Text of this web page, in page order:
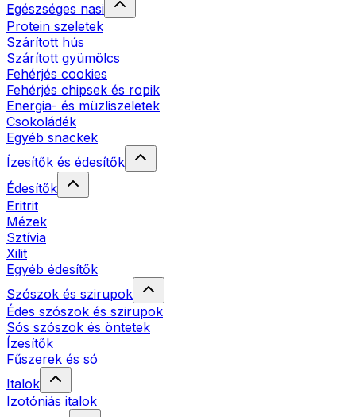
Egészséges nasi
Protein szeletek
Szárított hús
Szárított gyümölcs
Fehérjés cookies
Fehérjés chipsek és ropik
Energia- és müzliszeletek
Csokoládék
Egyéb snackek
Ízesítők és édesítők
Édesítők
Eritrit
Mézek
Sztívia
Xilit
Egyéb édesítők
Szószok és szirupok
Édes szószok és szirupok
Sós szószok és öntetek
Ízesítők
Fűszerek és só
Italok
Izotóniás italok